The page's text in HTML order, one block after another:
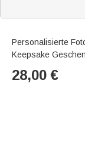
Personalisierte
Keepsake
28,00 €